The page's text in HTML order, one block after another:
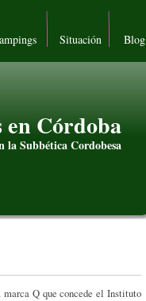
Situación Blog
en Córdoba
la Subbética Cordobesa
Q que concede el Instituto